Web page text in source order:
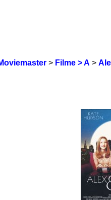
> Filme > A >